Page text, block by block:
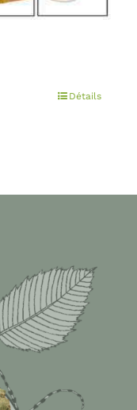
Détails